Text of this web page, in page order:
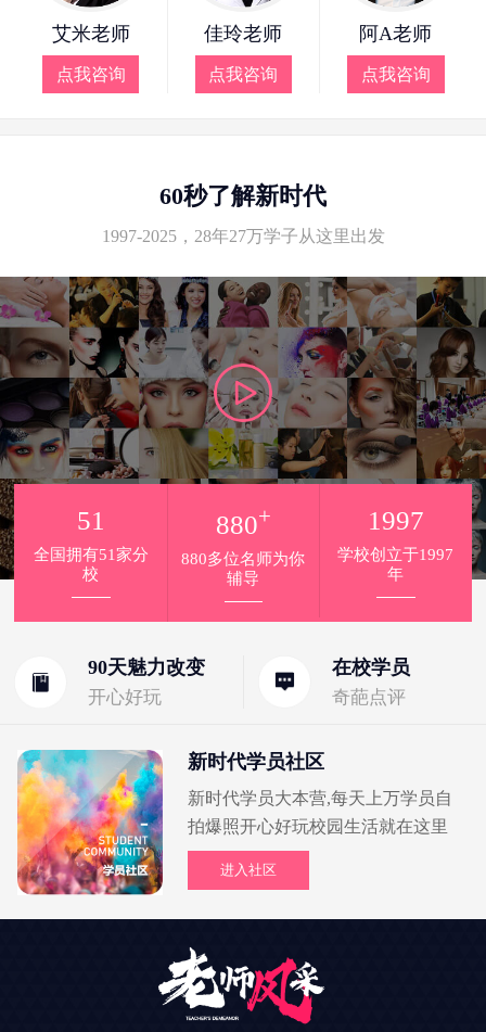
艾米老师
点我咨询
佳玲老师
点我咨询
阿A老师
点我咨询
60秒了解新时代
1997-2025，28年27万学子从这里出发
90天魅力改变
开心好玩
在校学员
奇葩点评
51
全国拥有51家分
校
880+
880多位名师为你
辅导
1997
学校创立于1997
年
新时代学员社区
新时代学员大本营,每天上万学员自
拍爆照开心好玩校园生活就在这里
进入社区